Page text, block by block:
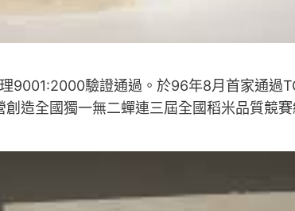
9001:2000驗證通過。於96年8月首家通過
造全國獨一無二蟬連三屆全國稻米品質競